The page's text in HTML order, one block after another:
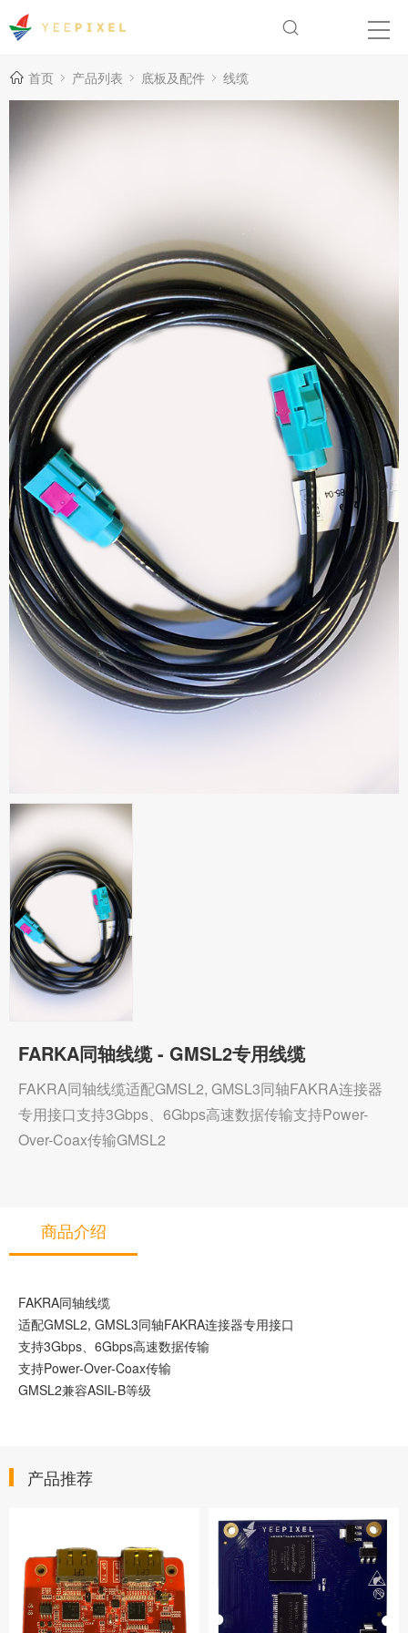
首页 产品列表 底板及配件 线缆
FARKA同轴线缆 - GMSL2专用线缆
FAKRA同轴线缆适配GMSL2, GMSL3同轴FAKRA连接器
专用接口支持3Gbps、6Gbps高速数据传输支持Power-
Over-Coax传输GMSL2
商品介绍
FAKRA同轴线缆
适配GMSL2, GMSL3同轴FAKRA连接器专用接口
支持3Gbps、6Gbps高速数据传输
支持Power-Over-Coax传输
GMSL2兼容ASIL-B等级
产品推荐